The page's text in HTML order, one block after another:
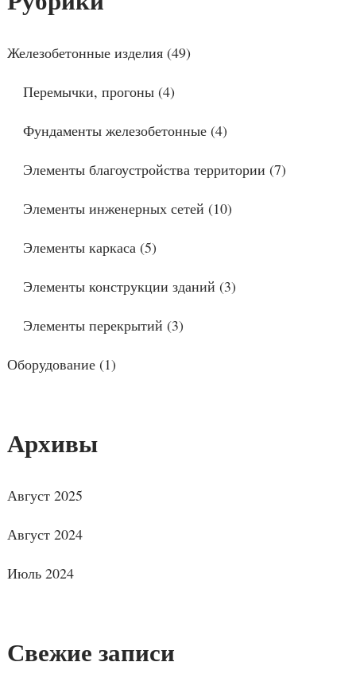
Железобетонные изделия(49)
Перемычки, прогоны(4)
Фундаменты железобетонные(4)
Элементы благоустройства территории (7)
Элементы инженерных сетей (10)
Элементы каркаса(5)
Элементы конструкции зданий (3)
Элементы перекрытий (3)
Оборудование(1)
Архивы
Август 2025
Август 2024
Июль 2024
Свежие записи